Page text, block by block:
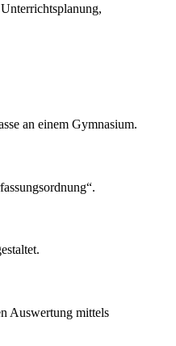
an einem Gymnasium.
Auswertung mittels